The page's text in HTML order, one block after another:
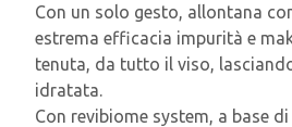
Con un solo gesto, allontana
estrema efficacia impurità e
tenuta, da tutto il viso,
idratata.
Con revibiome system, a base